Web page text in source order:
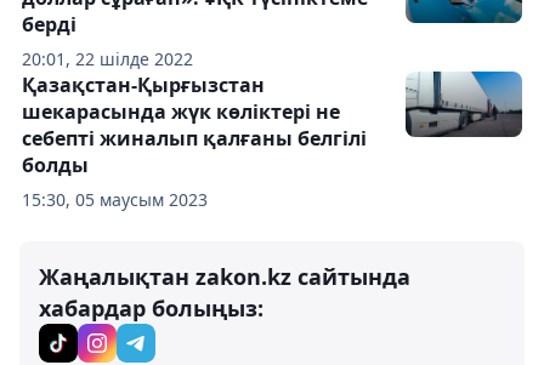
20:01, 22 шілде 2022
берді
15:30, 05 маусым 2023
Қазақстан-Қырғызстан
шекарасында жүк көліктері не
себепті жиналып қалғаны белгілі
болды
Жаңалықтан zakon.kz сайтында
хабардар болыңыз: